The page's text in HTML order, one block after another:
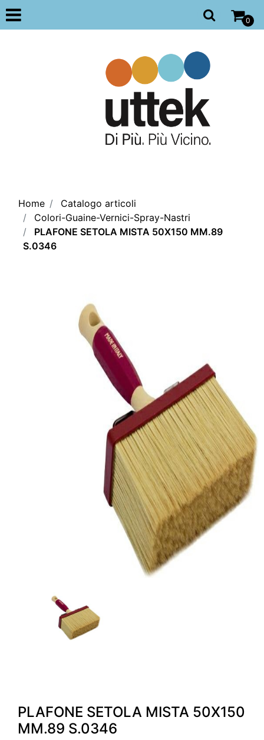
Open
0
Home
Catalogo articoli
Colori-Guaine-Vernici-Spray-Nastri
PLAFONE SETOLA MISTA 50X150 MM.89
S.0346
PLAFONE SETOLA MISTA 50X150
MM.89 S.0346